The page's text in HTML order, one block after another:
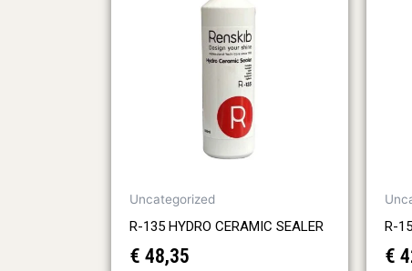
Uncategorized
R-135 HYDRO CERAMIC SEALER
€ 48,35
R-
€